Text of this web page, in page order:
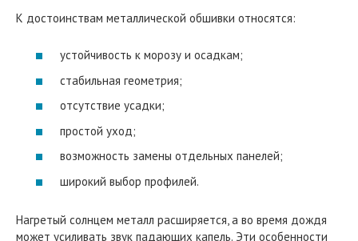
К достоинствам металлической обшивки относятся:
устойчивость к морозу и осадкам;
стабильная геометрия;
отсутствие усадки;
простой уход;
возможность замены отдельных панелей;
широкий выбор профилей.
Нагретый солнцем металл расширяется, а во время дождя
может усиливать звук падающих капель. Эти особенности